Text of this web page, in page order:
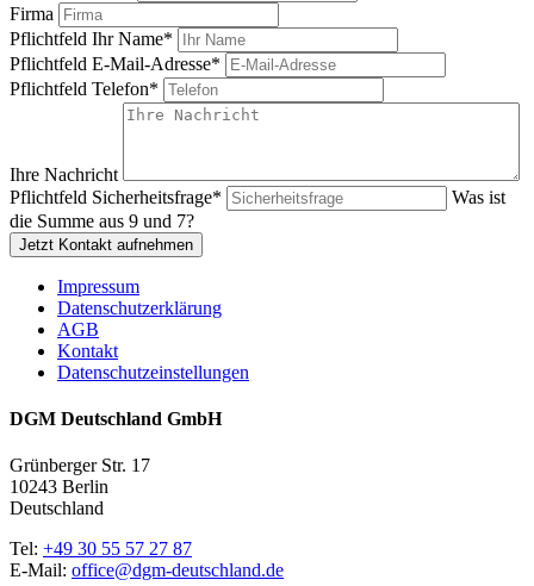
Firma
Pflichtfeld Ihr Name*
Pflichtfeld E-Mail-Adresse*
Pflichtfeld Telefon*
Ihre Nachricht
Pflichtfeld Sicherheitsfrage*
Was ist
die Summe aus 9 und 7?
Jetzt Kontakt aufnehmen
Impressum
Datenschutzerklärung
AGB
Kontakt
Datenschutzeinstellungen
DGM Deutschland GmbH
Grünberger Str. 17
10243 Berlin
Deutschland
Tel: +49 30 55 57 27 87
E-Mail: office@dgm-deutschland.de